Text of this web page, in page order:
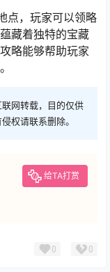
点，玩家可以领略
藏着独特的宝藏
略能够帮助玩家
网转载，目的仅供
权请联系删除。
给TA打赏
0 0